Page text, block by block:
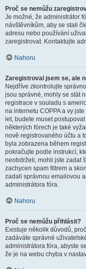
Proč se nemůžu
Je možné, že administrátor
návštěvníkům, aby se stali
adresu nebo používání
zaregistrovat. Kontaktujte
Nahoru
Zaregistroval jsem se, ale
Nejdříve zkontrolujte
jsou správné, mohly se stát
registrace v souladu s
na internetu COPPA a vy
let, budete muset
některých fórech je také
nově registrovaného účtu a
byla zobrazena během
pokračujte podle instrukcí,
neobdrželi, mohli jste zadat
zachycen spam filtrem a
zadali správnou emailovou
administrátora fóra.
Nahoru
Proč se nemůžu přihlásit?
Existuje několik důvodů,
zadáváte správné
administrátora fóra, abyste
že je na webu chyba v